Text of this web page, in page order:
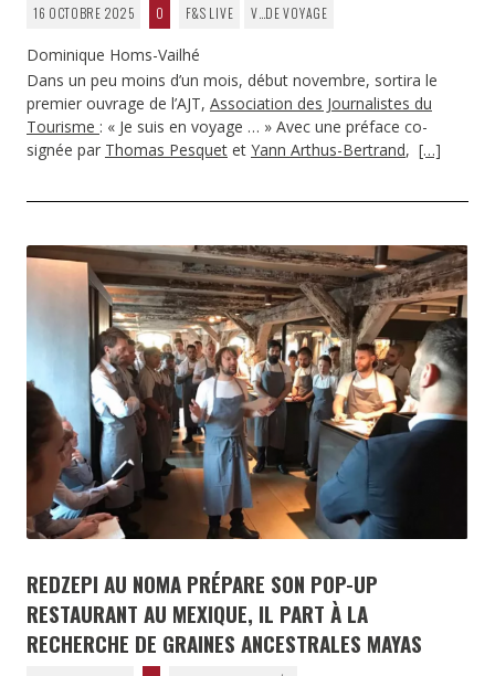
16 OCTOBRE 2025 0 F&S LIVE V…DE VOYAGE
Dominique Homs-Vailhé
Dans un peu moins d’un mois, début novembre, sortira le
premier ouvrage de l’AJT, Association des Journalistes du
Tourisme : « Je suis en voyage … » Avec une préface co-
signée par Thomas Pesquet et Yann Arthus-Bertrand, […]
REDZEPI AU NOMA PRÉPARE SON POP-UP
RESTAURANT AU MEXIQUE, IL PART À LA
RECHERCHE DE GRAINES ANCESTRALES MAYAS